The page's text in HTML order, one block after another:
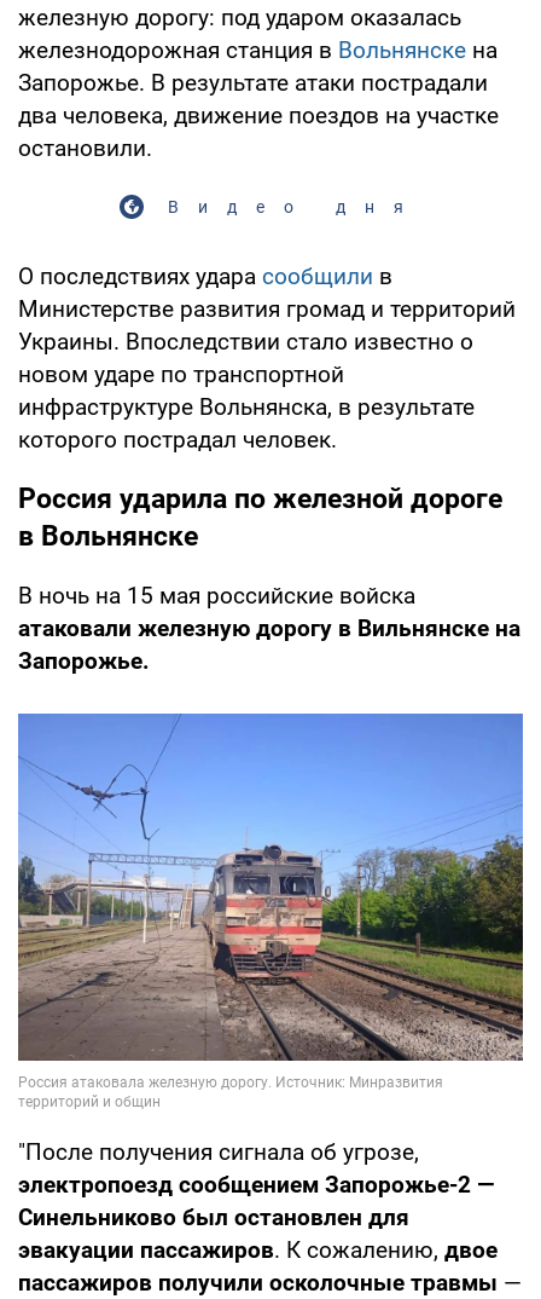
железную дорогу: под ударом оказалась
железнодорожная станция в Вольнянске на
Запорожье. В результате атаки пострадали
два человека, движение поездов на участке
остановили.
Видео дня
О последствиях удара сообщили в
Министерстве развития громад и территорий
Украины. Впоследствии стало известно о
новом ударе по транспортной
инфраструктуре Вольнянска, в результате
которого пострадал человек.
Россия ударила по железной дороге
в Вольнянске
В ночь на 15 мая российские войска
атаковали железную дорогу в Вильнянске на
Запорожье.
"После получения сигнала об угрозе,
электропоезд сообщением Запорожье-2 —
Синельниково был остановлен для
эвакуации пассажиров. К сожалению, двое
пассажиров получили осколочные травмы —